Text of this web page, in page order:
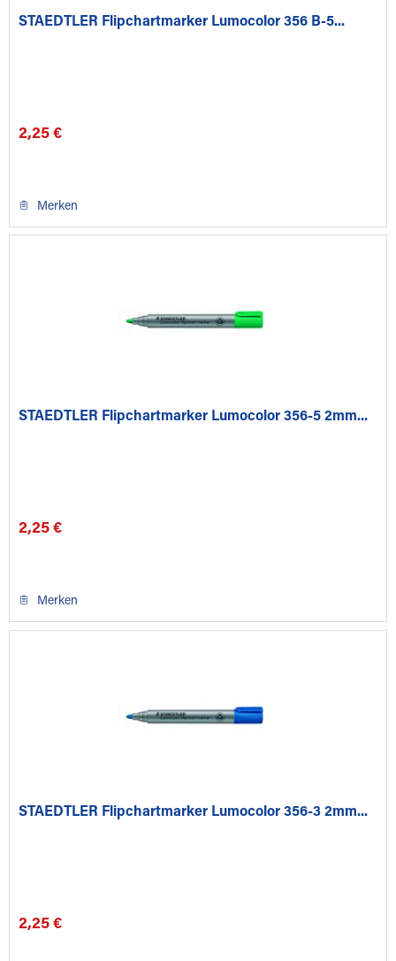
STAEDTLER Flipchartmarker Lumocolor 356 B-5...
2,25 €
Merken
STAEDTLER Flipchartmarker Lumocolor 356-5 2mm...
2,25 €
Merken
STAEDTLER Flipchartmarker Lumocolor 356-3 2mm...
2,25 €